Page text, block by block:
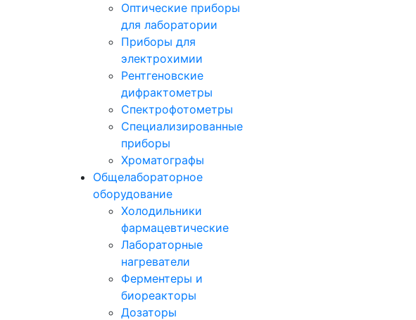
Оптические приборы
для лаборатории
Приборы для
электрохимии
Рентгеновские
дифрактометры
Спектрофотометры
Специализированные
приборы
Хроматографы
Общелабораторное
оборудование
Холодильники
фармацевтические
Лабораторные
нагреватели
Ферментеры и
биореакторы
Дозаторы